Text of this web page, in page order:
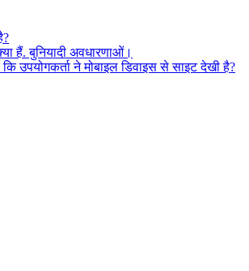
हैं. बुनियादी अवधारणाओं।
उपयोगकर्ता ने मोबाइल डिवाइस से साइट देखी है?